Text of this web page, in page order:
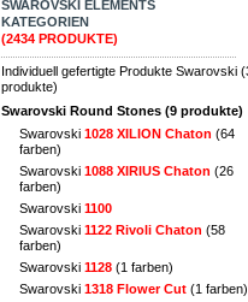
SWAROVSKI ELEMENTS
KATEGORIEN
(2434 PRODUKTE)
Individuell gefertigte Produkte Swarovski
produkte)
Swarovski Round Stones (9 produkte)
Swarovski 1028 XILION Chaton (64
farben)
Swarovski 1088 XIRIUS Chaton (26
farben)
Swarovski 1100
Swarovski 1122 Rivoli Chaton (58
farben)
Swarovski 1128 (1 farben)
Swarovski 1318 Flower Cut (1 farben)